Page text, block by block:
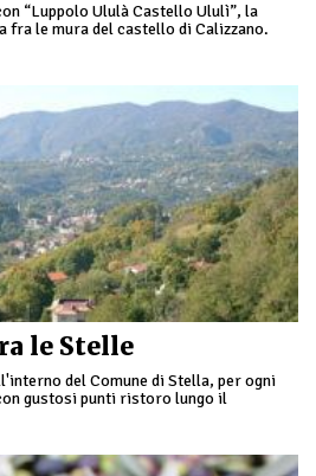
“Luppolo Ululà Castello Ululì”, la
fra le mura del castello di Calizzano.
le Stelle
del Comune di Stella, per ogni
gustosi punti ristoro lungo il